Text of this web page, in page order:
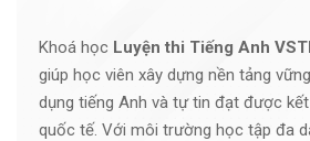
Khoá học Luyện thi Tiếng Anh
giúp học viên xây dựng nền tảng
dụng tiếng Anh và tự tin đạt được
quốc tế. Với môi trường học tập đa